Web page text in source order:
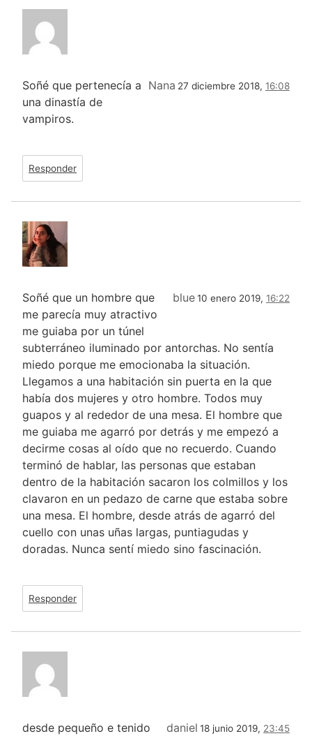
Nana 27 diciembre 2018, 16:08
Soñé que pertenecía a
una dinastía de
vampiros.
Responder
blue10 enero 2019, 16:22
Soñé que un hombre que
me parecía muy atractivo
me guiaba por un túnel
subterráneo iluminado por antorchas. No sentía
miedo porque me emocionaba la situación.
Llegamos a una habitación sin puerta en la que
había dos mujeres y otro hombre. Todos muy
guapos y al rededor de una mesa. El hombre que
me guiaba me agarró por detrás y me empezó a
decirme cosas al oído que no recuerdo. Cuando
terminó de hablar, las personas que estaban
dentro de la habitación sacaron los colmillos y los
clavaron en un pedazo de carne que estaba sobre
una mesa. El hombre, desde atrás de agarró del
cuello con unas uñas largas, puntiagudas y
doradas. Nunca sentí miedo sino fascinación.
Responder
daniel 18 junio 2019, 23:45
desde pequeño e tenido